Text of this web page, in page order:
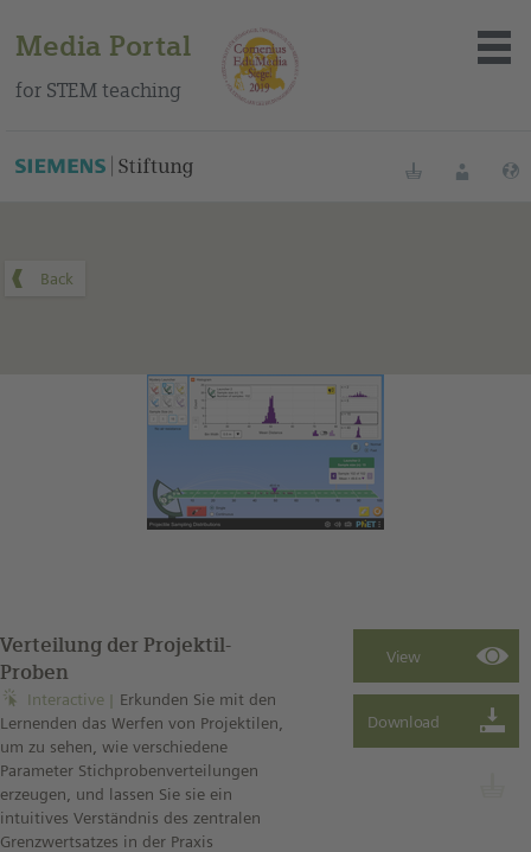
Media Portal
for STEM teaching
About the portal
BookmarksLogin
Verteilung der Projektil-
Proben
Interactive
Erkunden Sie mit den
Lernenden das Werfen von Projektilen,
um zu sehen, wie verschiedene
Parameter Stichprobenverteilungen
erzeugen, und lassen Sie sie ein
intuitives Verständnis des zentralen
Grenzwertsatzes in der Praxis
You can find this medium on our Spanish education portal